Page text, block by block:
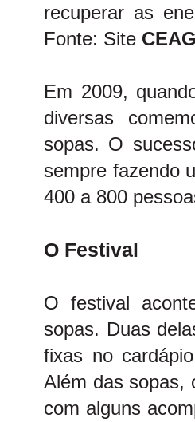
recuperar as
Fonte: Site
Em 2009,
diversas
sopas. O
sempre fazendo
400 a 800
O Festival
O festival
sopas. Duas
fixas no
Além das sopas,
com alguns